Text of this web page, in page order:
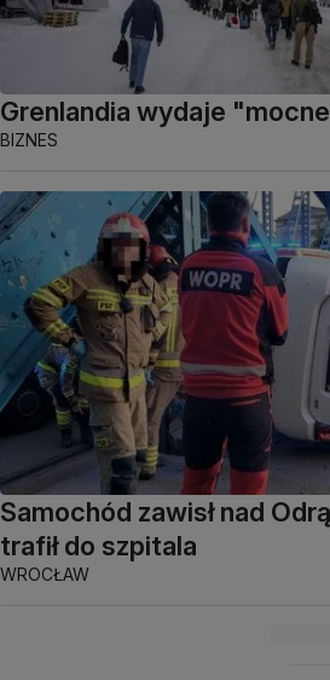
Grenlandia wydaje
BIZNES
Samochód zawisł nad
trafił do szpitala
WROCŁAW